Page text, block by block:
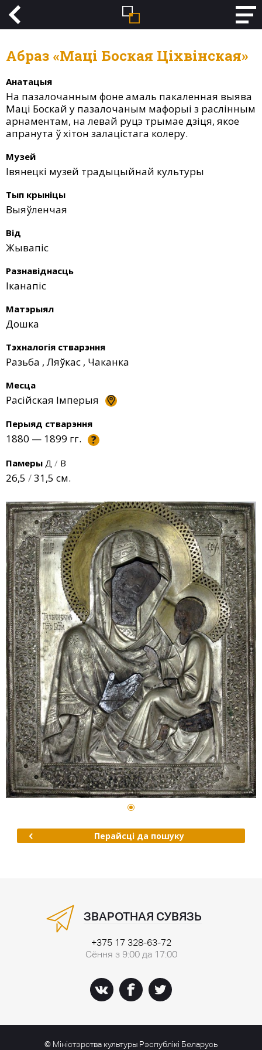
Абраз «Маці Боская Ціхвінская»
Анатацыя
На пазалочанным фоне амаль пакаленная выява
Маці Боскай у пазалочаным мафорыі з раслінным
арнаментам, на левай руцэ трымае дзіця, якое
апранута ў хітон залацістага колеру.
Музей
Івянецкі музей традыцыйнай культуры
Тып крыніцы
Выяўленчая
Від
Жывапіс
Разнавіднасць
Іканапіс
Матэрыял
Дошка
Тэхналогія стварэння
Разьба ,Ляўкас , Чаканка
Месца
Расійская Імперыя
Перыяд стварэння
1880 — 1899 гг. ?
Памеры Д / В
26,5 /31,5 см.
Перайсці да пошуку
ЗВАРОТНАЯ СУВЯЗЬ
+375 17 328-63-72
Сёння з 9:00 да 17:00
© Міністэрства культуры Рэспублікі Беларусь